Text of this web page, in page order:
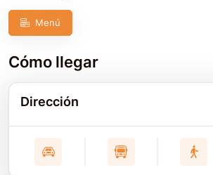
Menú
Cómo llegar
Dirección